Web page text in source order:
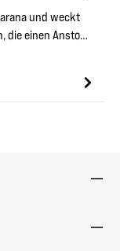
und weckt
die einen Ansto…